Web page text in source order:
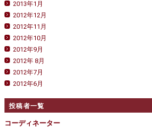
2013年1月
2012年12月
2012年11月
2012年10月
2012年9月
2012年 8月
2012年7月
2012年6月
投稿者一覧
コーディネーター